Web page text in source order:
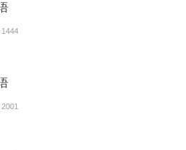
1444
2001